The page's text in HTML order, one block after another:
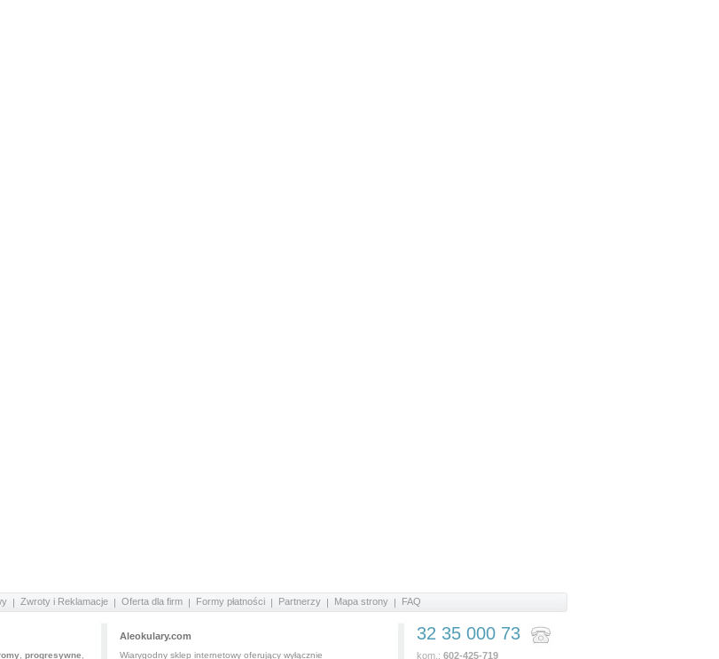
Zwroty i Reklamacje Oferta dla firm Formy płatności Partnerzy Mapa strony FAQ
, progresywne
Aleokulary.com
Wiarygodny sklep internetowy oferujący wyłącznie
32 35 000 73
kom.: 602-425-719